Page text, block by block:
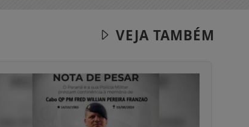
VEJA TAMBÉM